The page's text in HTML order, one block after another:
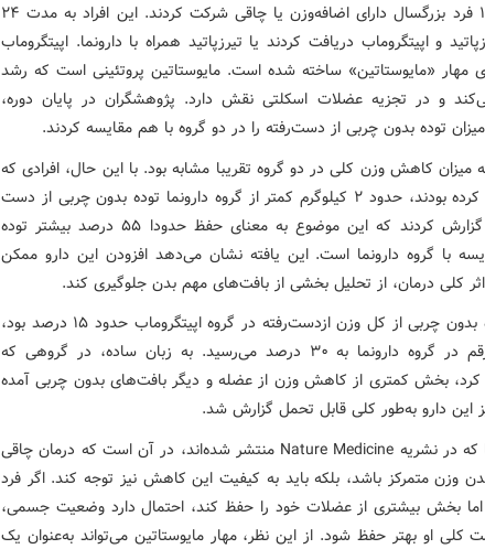
در این مطالعه، ۱۰۲ فرد بزرگسال دارای اضافه‌وزن یا چاقی شرکت کردند. این افراد به مدت ۲۴
و اپیتگروماب دریافت کردند یا تیرزپاتید همراه با دارونما. اپیتگروماب
مهار «مایوستاتین» ساخته شده است. مایوستاتین پروتئینی است که رشد
و در تجزیه عضلات اسکلتی نقش دارد. پژوهشگران در پایان دوره،
توده بدون چربی از دست‌رفته را در دو گروه با هم مقایسه کردند.
میزان کاهش وزن کلی در دو گروه تقریبا مشابه بود. با این حال، افرادی که
اپیتگروماب دریافت کرده بودند، حدود ۲ کیلوگرم کمتر از گروه دارونما توده بدون چربی از دست
دادند. پژوهشگران گزارش کردند که این موضوع به معنای حفظ حدودا ۵۵ درصد بیشتر توده
با گروه دارونما است. این یافته نشان می‌دهد افزودن این دارو ممکن
کلی درمان، از تحلیل بخشی از بافت‌های مهم بدن جلوگیری کند.
همچنین سهم توده بدون چربی از کل وزن ازدست‌رفته در گروه اپیتگروماب حدود ۱۵ درصد بود،
در حالی که این رقم در گروه دارونما به ۳۰ درصد می‌رسید. به زبان ساده، در گروهی که
کرد، بخش کمتری از کاهش وزن از عضله و دیگر بافت‌های بدون چربی آمده
این دارو به‌طور کلی قابل تحمل گزارش شد.
اهمیت این یافته‌ها که در نشریه Nature Medicine منتشر شده‌اند، در آن است که درمان چاقی
وزن متمرکز باشد، بلکه باید به کیفیت این کاهش نیز توجه کند. اگر فرد
اما بخش بیشتری از عضلات خود را حفظ کند، احتمال دارد وضعیت جسمی،
کلی او بهتر حفظ شود. از این نظر، مهار مایوستاتین می‌تواند به‌عنوان یک